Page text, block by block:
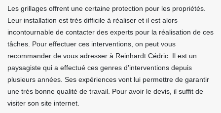
Les grillages offrent une certaine protection pour les propriétés.
Leur installation est très difficile à réaliser et il est alors
incontournable de contacter des experts pour la réalisation de ces
tâches. Pour effectuer ces interventions, on peut vous
recommander de vous adresser à Reinhardt Cédric. Il est un
paysagiste qui a effectué ces genres d'interventions depuis
plusieurs années. Ses expériences vont lui permettre de garantir
une très bonne qualité de travail. Pour avoir le devis, il suffit de
visiter son site internet.